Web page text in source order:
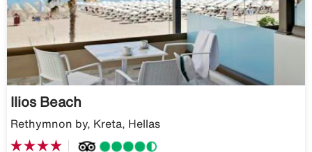
Ilios Beach
Rethymnon by, Kreta, Hellas